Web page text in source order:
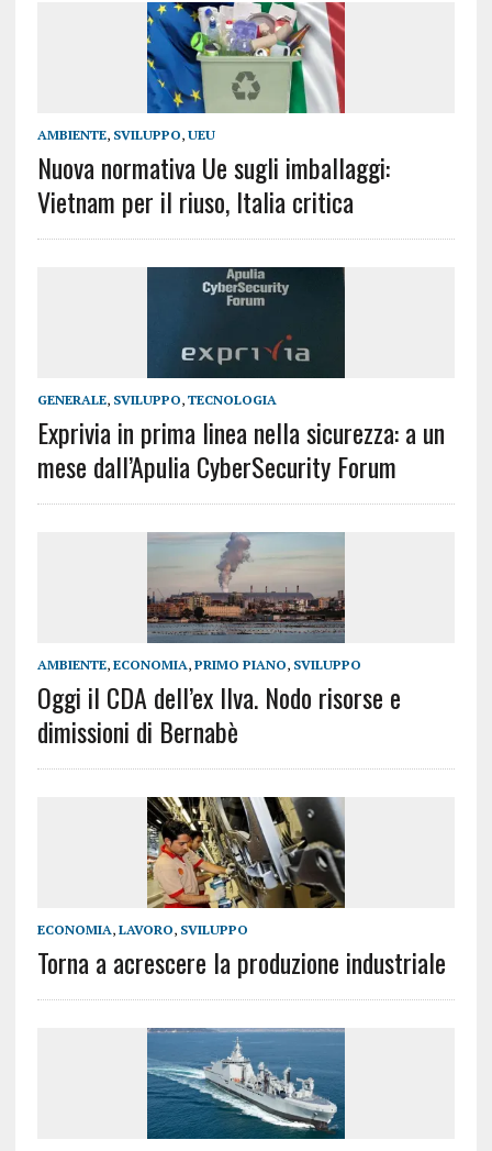
AMBIENTE, SVILUPPO, UEU
Nuova normativa Ue sugli imballaggi:
Vietnam per il riuso, Italia critica
GENERALE, SVILUPPO, TECNOLOGIA
Exprivia in prima linea nella sicurezza: a un
mese dall’Apulia CyberSecurity Forum
AMBIENTE, ECONOMIA, PRIMO PIANO, SVILUPPO
Oggi il CDA dell’ex Ilva. Nodo risorse e
dimissioni di Bernabè
ECONOMIA, LAVORO, SVILUPPO
Torna a acrescere la produzione industriale